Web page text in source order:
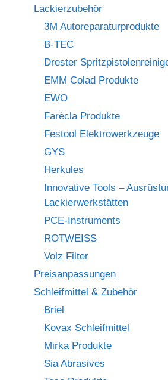
Lackierzubehör
3M Autoreparaturprodukte
B-TEC
Drester
EMM Colad Produkte
EWO
Farécla Produkte
Festool Elektrowerkzeuge
GYS
Herkules
Innovative Tools –
Lackierwerkstätten
PCE-Instruments
ROTWEISS
Volz Filter
Preisanpassungen
Schleifmittel & Zubehör
Briel
Kovax Schleifmittel
Mirka Produkte
Sia Abrasives